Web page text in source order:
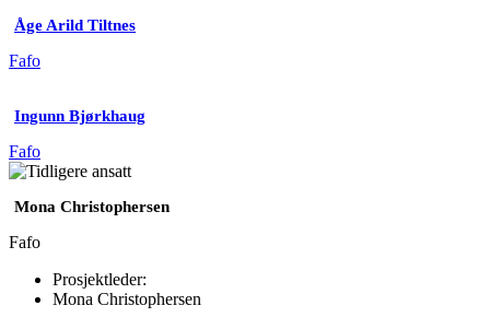
Åge Arild Tiltnes
Fafo
Ingunn Bjørkhaug
Fafo
Mona Christophersen
Fafo
Prosjektleder:
Mona Christophersen